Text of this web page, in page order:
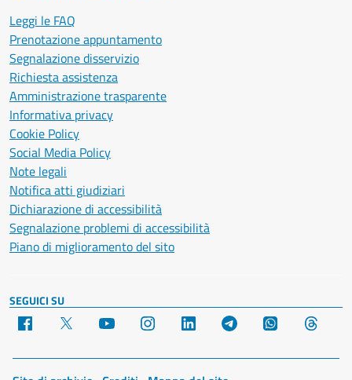
Leggi le FAQ
Prenotazione appuntamento
Segnalazione disservizio
Richiesta assistenza
Amministrazione trasparente
Informativa privacy
Cookie Policy
Social Media Policy
Note legali
Notifica atti giudiziari
Dichiarazione di accessibilità
Segnalazione problemi di accessibilità
Piano di miglioramento del sito
SEGUICI SU
Facebook YouTube Instagram LinkedIn Telegram WhatsApp